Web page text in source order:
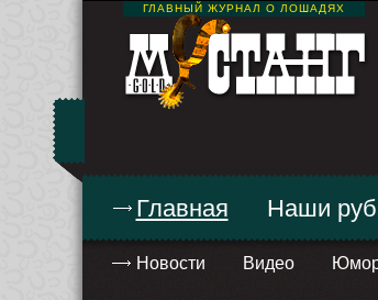
ГЛАВНЫЙ ЖУРНАЛ О ЛОШАДЯХ
Главная
Новости Видео Юмор
Наши